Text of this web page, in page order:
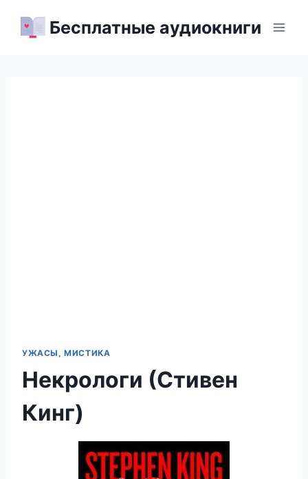
Бесплатные аудиокниги
УЖАСЫ, МИСТИКА
Некрологи (Стивен
Кинг)